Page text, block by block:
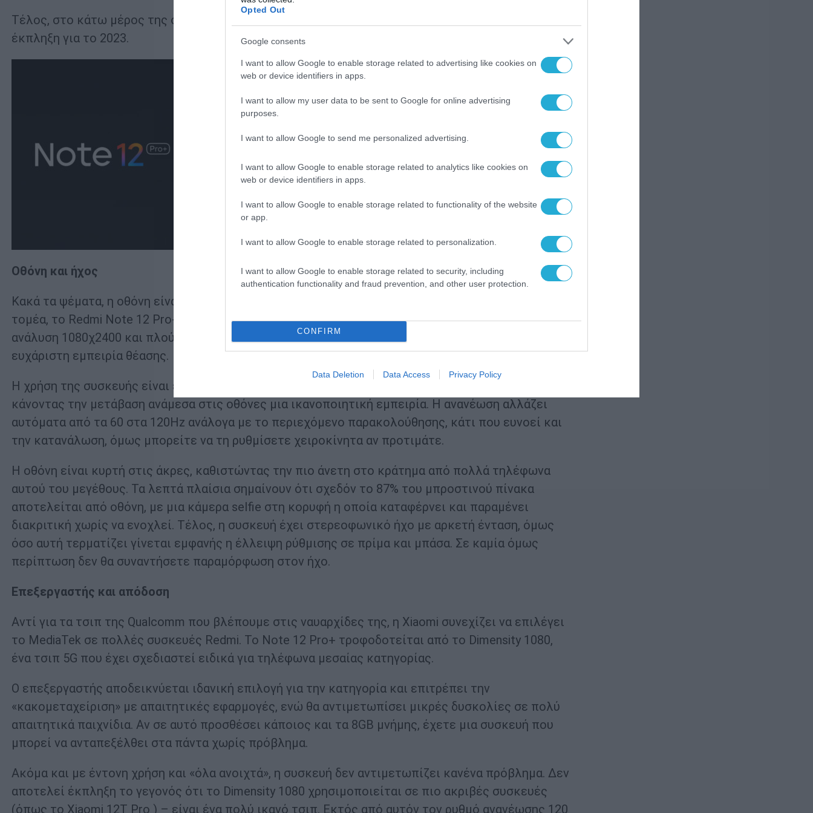
Opted Out
Google consents
I want to allow Google to enable storage related to advertising like cookies on
web or device identifiers in apps.
I want to allow my user data to be sent to Google for online advertising
purposes.
I want to allow Google to send me personalized advertising.
I want to allow Google to enable storage related to analytics like cookies on
web or device identifiers in apps.
I want to allow Google to enable storage related to functionality of the website
or app.
I want to allow Google to enable storage related to personalization.
I want to allow Google to enable storage related to security, including
authentication functionality and fraud prevention, and other user protection.
CONFIRM
Data Deletion Data Access Privacy Policy
Τέλος, στο κάτω μέρος της συσκευής υπάρχει υποδοχή 3,5mm για ακουστικά, μια ευχάριστη
έκπληξη για το 2023.
Οθόνη και ήχος
Κακά τα ψέματα, η οθόνη είναι ένα από τα βασικά χαρακτηριστικά μιας συσκευής και σε αυτό τον
τομέα, το Redmi Note 12 Pro+ αναδεικνύει ένα από τα μεγαλύτερα όπλα του. Στις 6,67 ίντσες, με
ανάλυση 1080χ2400 και πλούσια χρώματα, η οθόνη είναι φωτεινή, με πλούσια χρώματα και
ευχάριστη εμπειρία θέασης.
Η χρήση της συσκευής είναι επίσης εντυπωσιακή και αυτό συνηγορεί η ανανέωση στα 120Hz
κάνοντας την μετάβαση ανάμεσα στις οθόνες μια ικανοποιητική εμπειρία. Η ανανέωση αλλάζει
αυτόματα από τα 60 στα 120Hz ανάλογα με το περιεχόμενο παρακολούθησης, κάτι που ευνοεί και
την κατανάλωση, όμως μπορείτε να τη ρυθμίσετε χειροκίνητα αν προτιμάτε.
Η οθόνη είναι κυρτή στις άκρες, καθιστώντας την πιο άνετη στο κράτημα από πολλά τηλέφωνα
αυτού του μεγέθους. Τα λεπτά πλαίσια σημαίνουν ότι σχεδόν το 87% του μπροστινού πίνακα
αποτελείται από οθόνη, με μια κάμερα selfie στη κορυφή η οποία καταφέρνει και παραμένει
διακριτική χωρίς να ενοχλεί. Τέλος, η συσκευή έχει στερεοφωνικό ήχο με αρκετή ένταση, όμως
όσο αυτή τερματίζει γίνεται εμφανής η έλλειψη ρύθμισης σε πρίμα και μπάσα. Σε καμία όμως
περίπτωση δεν θα συναντήσετε παραμόρφωση στον ήχο.
Επεξεργαστής και απόδοση
Αντί για τα τσιπ της Qualcomm που βλέπουμε στις ναυαρχίδες της, η Xiaomi συνεχίζει να επιλέγει
το MediaTek σε πολλές συσκευές Redmi. Το Note 12 Pro+ τροφοδοτείται από το Dimensity 1080,
ένα τσιπ 5G που έχει σχεδιαστεί ειδικά για τηλέφωνα μεσαίας κατηγορίας.
Ο επεξεργαστής αποδεικνύεται ιδανική επιλογή για την κατηγορία και επιτρέπει την
«κακομεταχείριση» με απαιτητικές εφαρμογές, ενώ θα αντιμετωπίσει μικρές δυσκολίες σε πολύ
απαιτητικά παιχνίδια. Αν σε αυτό προσθέσει κάποιος και τα 8GB μνήμης, έχετε μια συσκευή που
μπορεί να ανταπεξέλθει στα πάντα χωρίς πρόβλημα.
Ακόμα και με έντονη χρήση και «όλα ανοιχτά», η συσκευή δεν αντιμετωπίζει κανένα πρόβλημα. Δεν
αποτελεί έκπληξη το γεγονός ότι το Dimensity 1080 χρησιμοποιείται σε πιο ακριβές συσκευές
(όπως το Xiaomi 12T Pro ) – είναι ένα πολύ ικανό τσιπ. Εκτός από αυτόν τον ρυθμό ανανέωσης 120